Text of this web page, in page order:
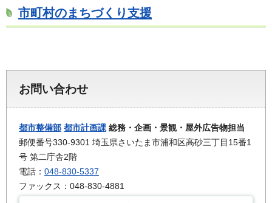
市町村のまちづくり支援
お問い合わせ
都市整備部 都市計画課 総務・企画・景観・屋外広告物担当
郵便番号330-9301 埼玉県さいたま市浦和区高砂三丁目15番1
号 第二庁舎2階
電話： 048-830-5337
ファックス：048-830-4881